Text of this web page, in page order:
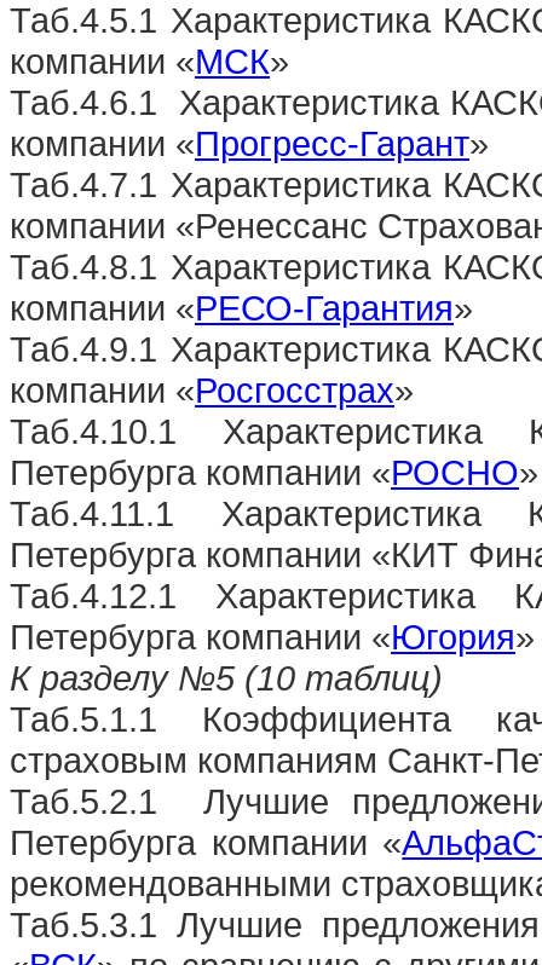
Таб.4.5.1 Характеристика
компании «МСК»
Таб.4.6.1
Характеристика
компании «Прогресс-Гарант»
Таб.4.7.1 Характеристика
компании «Ренессанс
Таб.4.8.1 Характеристика
компании «РЕСО-Гарантия»
Таб.4.9.1 Характеристика
компании «Росгосстрах»
Таб.4.10.1
Петербурга компании «РОСНО
Таб.4.11.1
Петербурга компании «КИТ
Таб.4.12.1 Характеристика
Петербурга компании «Югория»
К разделу №5 (10 таблиц)
Таб.5.1.1 Коэффициента
страховым компаниям Санкт-
Таб.5.2.1
Лучшие
Петербурга компании «
рекомендованными
Таб.5.3.1 Лучшие